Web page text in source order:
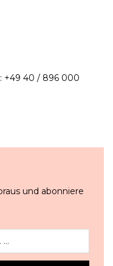
+49 40 / 896 000
und abonniere